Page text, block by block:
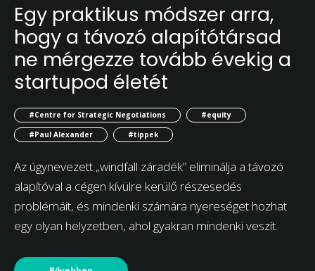
Egy praktikus módszer arra,
hogy a távozó alapítótársad
ne mérgezze tovább évekig a
startupod életét
#Centre for Strategic Negotiations
#equity
#Paul Alexander
#tippek
Az úgynevezett „windfall záradék” eliminálja a távozó
alapítóval a cégen kívülre kerülő részesedés
problémáit, és mindenki számára nyereséget hozhat
egy olyan helyzetben, ahol gyakran mindenki veszít.